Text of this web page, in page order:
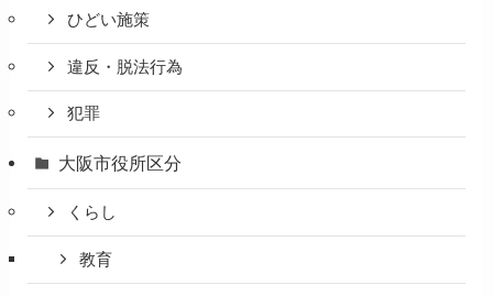
ひどい施策
違反・脱法行為
犯罪
大阪市役所区分
くらし
教育